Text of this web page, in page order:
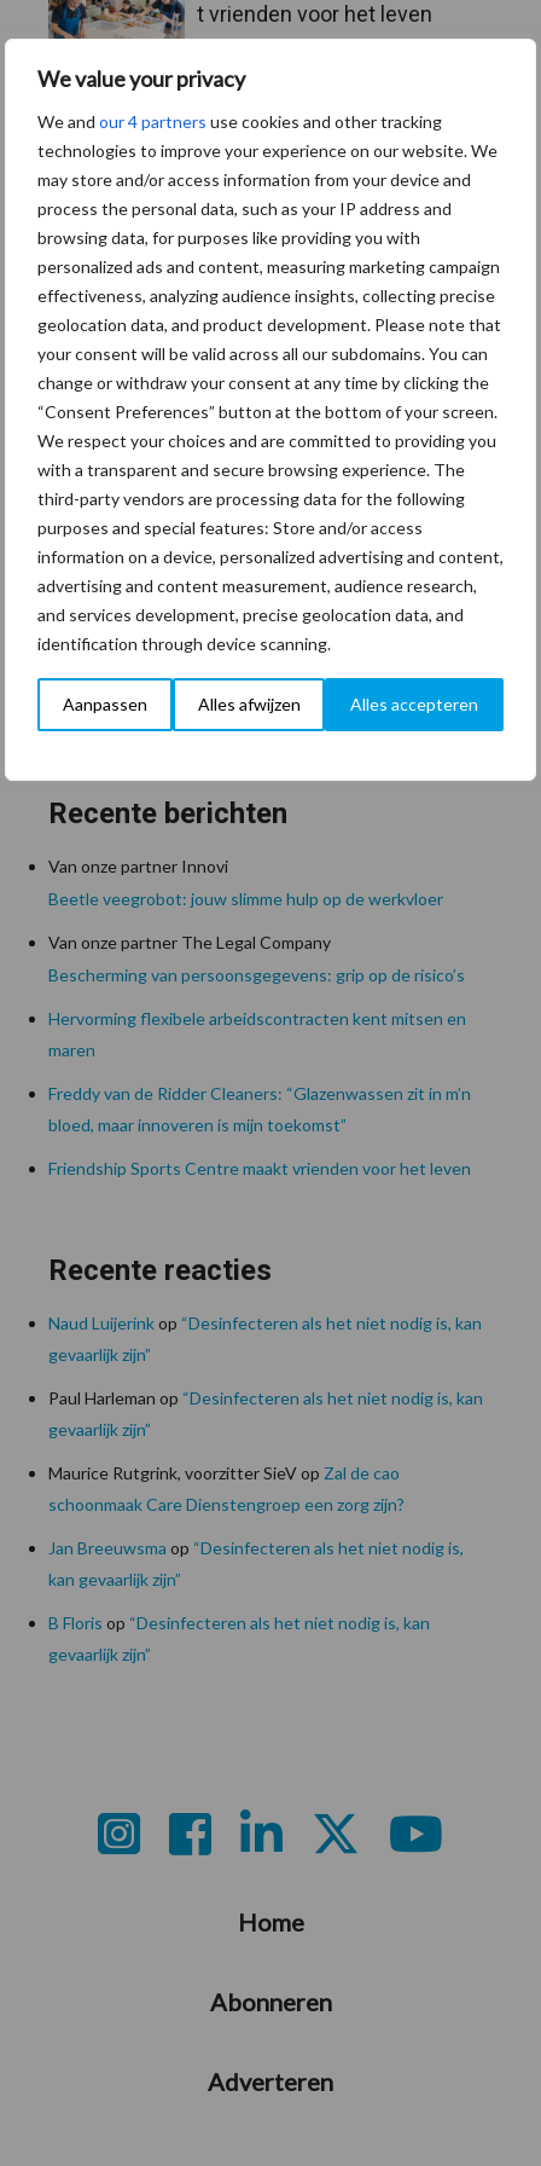
We value your privacy
We and our 4 partners use cookies and other tracking
technologies to improve your experience on our website. We
may store and/or access information from your device and
process the personal data, such as your IP address and
browsing data, for purposes like providing you with
personalized ads and content, measuring marketing campaign
effectiveness, analyzing audience insights, collecting precise
geolocation data, and product development. Please note that
your consent will be valid across all our subdomains. You can
change or withdraw your consent at any time by clicking the
“Consent Preferences” button at the bottom of your screen.
We respect your choices and are committed to providing you
with a transparent and secure browsing experience. The
third-party vendors are processing data for the following
purposes and special features: Store and/or access
information on a device, personalized advertising and content,
advertising and content measurement, audience research,
and services development, precise geolocation data, and
identification through device scanning.
Aanpassen Alles afwijzen Alles accepteren
t vrienden voor het leven
de schoonmaakchaos
22 dec
Sportschool Saints & Stars
moet oud-schoonmakers
alsnog betalen
Toon meer
Zoeken...
Zoek
Recente berichten
Van onze partner Innovi
Beetle veegrobot: jouw slimme hulp op de werkvloer
Van onze partner The Legal Company
Bescherming van persoonsgegevens: grip op de risico’s
Hervorming flexibele arbeidscontracten kent mitsen en
maren
Freddy van de Ridder Cleaners: “Glazenwassen zit in m’n
bloed, maar innoveren is mijn toekomst”
Friendship Sports Centre maakt vrienden voor het leven
Recente reacties
Naud Luijerinkop “Desinfecteren als het niet nodig is, kan
gevaarlijk zijn”
Paul Harleman op “Desinfecteren als het niet nodig is, kan
gevaarlijk zijn”
Maurice Rutgrink, voorzitter SieVop Zal de cao
schoonmaak Care Dienstengroep een zorg zijn?
Jan Breeuwsma op “Desinfecteren als het niet nodig is,
kan gevaarlijk zijn”
B Floris op “Desinfecteren als het niet nodig is, kan
gevaarlijk zijn”
Footer
Home
Abonneren
Adverteren